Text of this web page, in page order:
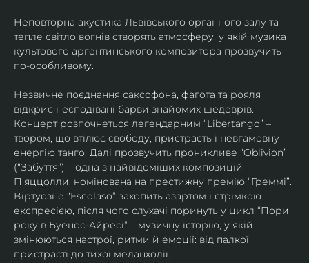
Неповторна акустика Львівського органного залу та
тепле світло вогнів створять атмосферу, у якій музика
культового аргентинського композитора прозвучить
по-особливому.
Незвичне поєднання саксофона, фагота та рояля
відкриє несподівані барви знайомих шедеврів.
Концерт розпочнеться легендарним “Libertango” –
твором, що втілює свободу, пристрасть і невгамовну
енергію танго. Далі прозвучить проникливе “Oblivion”
(“Забуття”) – одна з найвідоміших композицій
П'яццолли, номінована на престижну премію “Греммі”.
Віртуозне “Escolaso” захопить азартом і стрімкою
експресією, після чого слухачі поринуть у цикл “Пори
року в Буенос-Айресі” – музичну історію, у якій
змінюються настрої, ритми й емоції: від палкої
пристрасті до тихої меланхолії.